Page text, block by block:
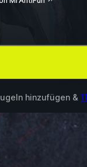
hinzufügen &